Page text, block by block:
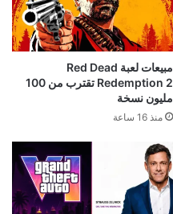
مبيعات لعبة Red Dead
Redemption 2 تقترب من 100
مليون نسخة
منذ 16 ساعة